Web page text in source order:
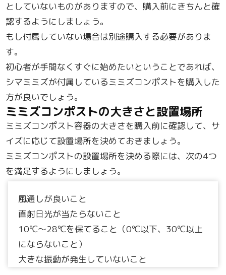
としていないものがありますので、購入前にきちんと確
認するようにしましょう。
もし付属していない場合は別途購入する必要がありま
す。
初心者が手間なくすぐに始めたいということであれば、
シマミミズが付属しているミミズコンポストを購入した
方が良いでしょう。
ミミズコンポストの大きさと設置場所
ミミズコンポスト容器の大きさを購入前に確認して、サ
イズに応じて設置場所を決めておきましょう。
ミミズコンポストの設置場所を決める際には、次の4つ
を満足するようにしましょう。
風通しが良いこと
直射日光が当たらないこと
10℃～28℃を保てること（0℃以下、30℃以上
にならないこと）
大きな振動が発生していないこと